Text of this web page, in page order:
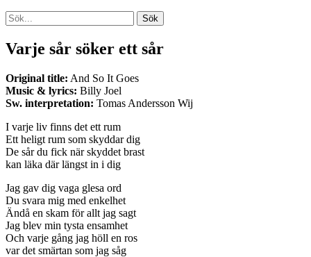
Search
Sök
efter:
[label]
Varje sår söker ett sår
Original title: And So It Goes
Music & lyrics: Billy Joel
Sw. interpretation: Tomas Andersson Wij
I varje liv finns det ett rum
Ett heligt rum som skyddar dig
De sår du fick när skyddet brast
kan läka där längst in i dig
Jag gav dig vaga glesa ord
Du svara mig med enkelhet
Ändå en skam för allt jag sagt
Jag blev min tysta ensamhet
Och varje gång jag höll en ros
var det smärtan som jag såg